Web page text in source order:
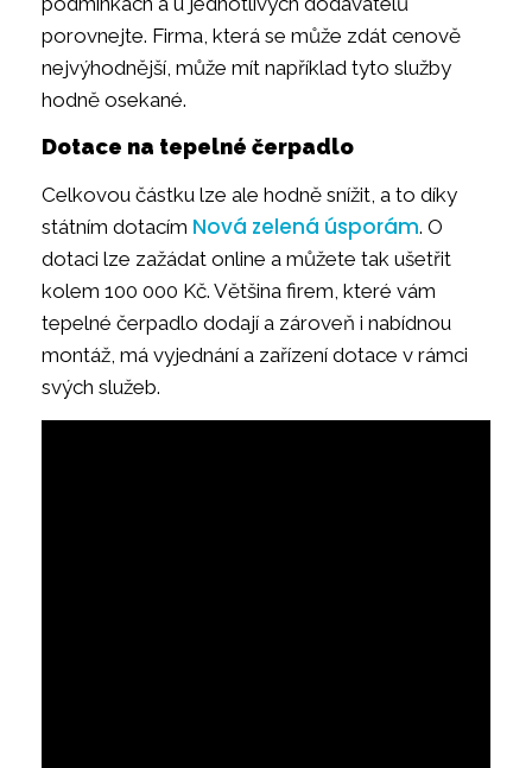
porovnejte. Firma, která se může zdát cenově
nejvýhodnější, může mít například tyto služby
hodně osekané.
Dotace na tepelné čerpadlo
Celkovou částku lze ale hodně snížit, a to díky
státním dotacím Nová zelená úsporám. O
dotaci lze zažádat online a můžete tak ušetřit
kolem 100 000 Kč. Většina firem, které vám
tepelné čerpadlo dodají a zároveň i nabídnou
montáž, má vyjednání a zařízení dotace v rámci
svých služeb.